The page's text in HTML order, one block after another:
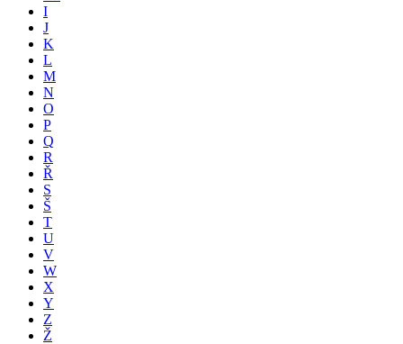
I
J
K
L
M
N
O
P
Q
R
Ř
S
Š
T
U
V
W
X
Y
Z
Ž